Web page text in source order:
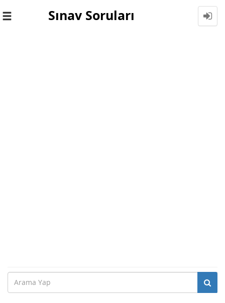
Toggle
Sınav Soruları